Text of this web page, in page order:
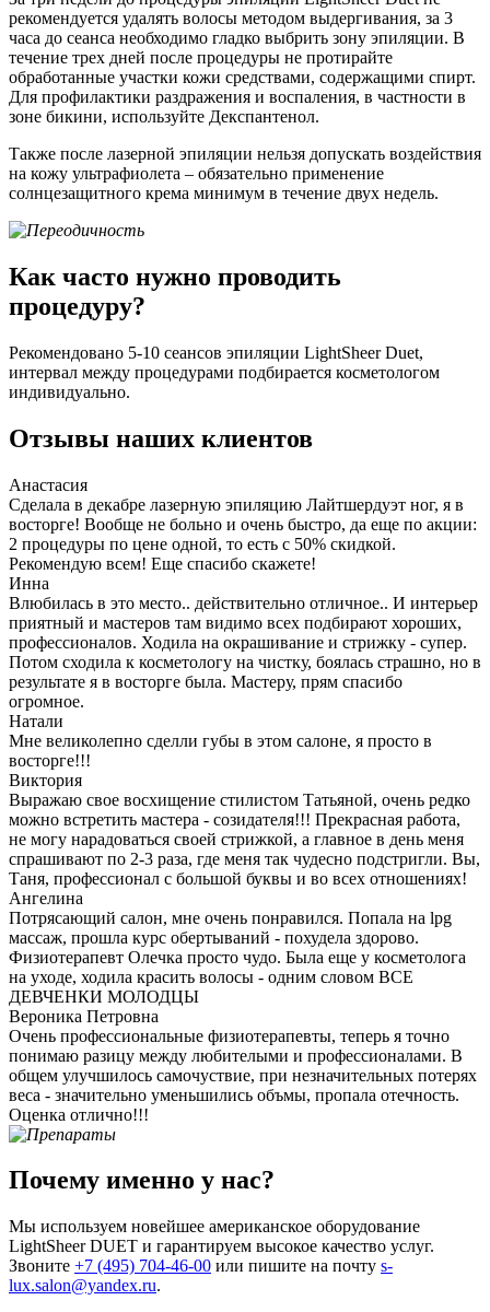
рекомендуется удалять волосы методом выдергивания, за 3
часа до сеанса необходимо гладко выбрить зону эпиляции. В
течение трех дней после процедуры не протирайте
обработанные участки кожи средствами, содержащими спирт.
Для профилактики раздражения и воспаления, в частности в
зоне бикини, используйте Декспантенол.
Также после лазерной эпиляции нельзя допускать воздействия
на кожу ультрафиолета – обязательно применение
солнцезащитного крема минимум в течение двух недель.
Как часто нужно проводить
процедуру?
Рекомендовано 5-10 сеансов эпиляции LightSheer Duet,
интервал между процедурами подбирается косметологом
индивидуально.
Отзывы наших клиентов
Анастасия
Сделала в декабре лазерную эпиляцию Лайтшердуэт ног, я в
восторге! Вообще не больно и очень быстро, да еще по акции:
2 процедуры по цене одной, то есть с 50% скидкой.
Рекомендую всем! Еще спасибо скажете!
Инна
Влюбилась в это место.. действительно отличное.. И интерьер
приятный и мастеров там видимо всех подбирают хороших,
профессионалов. Ходила на окрашивание и стрижку - супер.
Потом сходила к косметологу на чистку, боялась страшно, но в
результате я в восторге была. Мастеру, прям спасибо
огромное.
Натали
Мне великолепно сделли губы в этом салоне, я просто в
восторге!!!
Виктория
Выражаю свое восхищение стилистом Татьяной, очень редко
можно встретить мастера - созидателя!!! Прекрасная работа,
не могу нарадоваться своей стрижкой, а главное в день меня
спрашивают по 2-3 раза, где меня так чудесно подстригли. Вы,
Таня, профессионал с большой буквы и во всех отношениях!
Ангелина
Потрясающий салон, мне очень понравился. Попала на lpg
массаж, прошла курс обертываний - похудела здорово.
Физиотерапевт Олечка просто чудо. Была еще у косметолога
на уходе, ходила красить волосы - одним словом ВСЕ
ДЕВЧЕНКИ МОЛОДЦЫ
Вероника Петровна
Очень профессиональные физиотерапевты, теперь я точно
понимаю разицу между любителыми и профессионалами. В
общем улучшилось самочуствие, при незначительных потерях
веса - значительно уменьшились объмы, пропала отечность.
Оценка отлично!!!
Почему именно у нас?
Мы используем новейшее американское оборудование
LightSheer DUET и гарантируем высокое качество услуг.
Звоните +7 (495) 704-46-00 или пишите на почту s-
lux.salon@yandex.ru.